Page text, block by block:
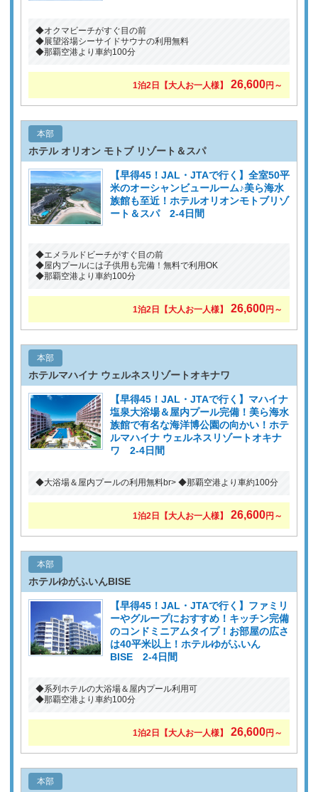
◆オクマビーチがすぐ目の前
◆展望浴場シーサイドサウナの利用無料
◆那覇空港より車約100分
1泊2日 【大人お一人様】 26,600円～
本部
ホテル オリオン モトブ リゾート＆スパ
【早得45！JAL・JTAで行く】全室50平
米のオーシャンビュールーム♪美ら海水
族館も至近！ホテルオリオンモトブリゾ
ート＆スパ 2-4日間
◆エメラルドビーチがすぐ目の前
◆屋内プールには子供用も完備！無料で利用OK
◆那覇空港より車約100分
1泊2日 【大人お一人様】 26,600円～
本部
ホテルマハイナ ウェルネスリゾートオキナワ
【早得45！JAL・JTAで行く】マハイナ
塩泉大浴場＆屋内プール完備！美ら海水
族館で有名な海洋博公園の向かい！ホテ
ルマハイナ ウェルネスリゾートオキナ
ワ 2-4日間
◆大浴場＆屋内プールの利用無料br> ◆那覇空港より車約100分
1泊2日 【大人お一人様】 26,600円～
本部
ホテルゆがふいんBISE
【早得45！JAL・JTAで行く】ファミリ
ーやグループにおすすめ！キッチン完備
のコンドミニアムタイプ！お部屋の広さ
は40平米以上！ホテルゆがふいん
BISE 2-4日間
◆系列ホテルの大浴場＆屋内プール利用可
◆那覇空港より車約100分
1泊2日 【大人お一人様】 26,600円～
本部